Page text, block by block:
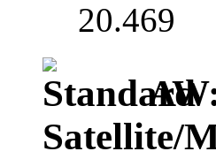
20.469
Satellite/